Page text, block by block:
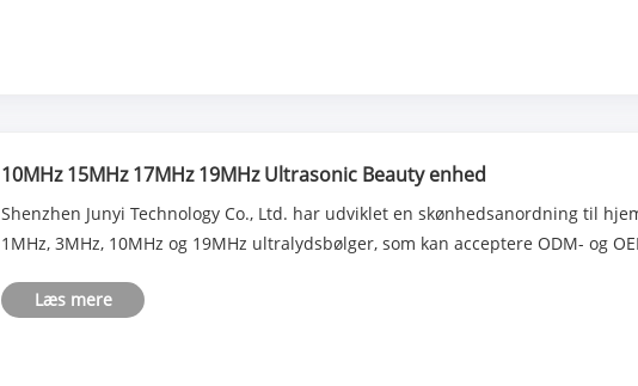
10MHz 15MHz 17MHz 19MHz Ultrasonic Beauty enhed
Shenzhen Junyi Technology Co., Ltd. har udviklet en skønhedsanordning til
1MHz, 3MHz, 10MHz og 19MHz ultralydsbølger, som kan acceptere ODM- og
Læs mere